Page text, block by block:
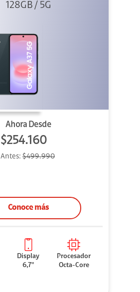
Graygreen
128GB / 5G
Ahora Desde
$254.160
Antes: $499.990
Conoce más
Display
6,7"
Procesador
Octa-Core